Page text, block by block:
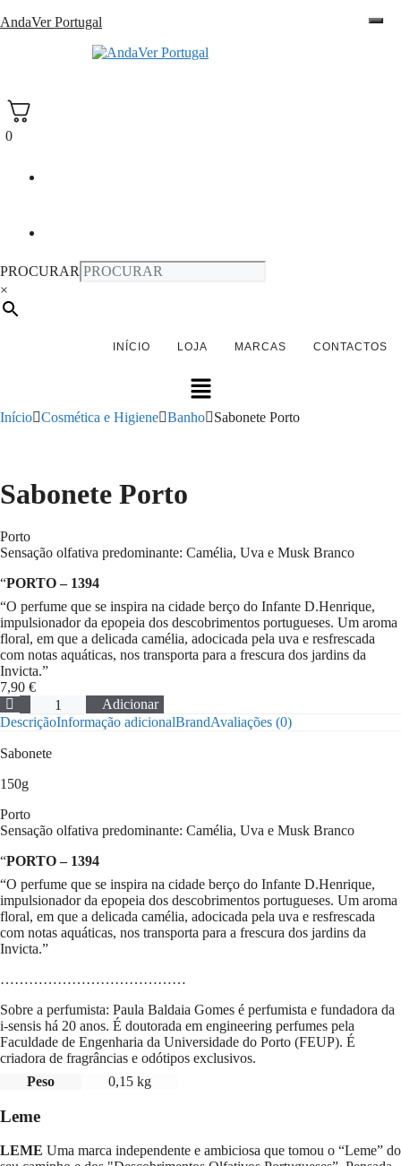
Saltar
AndaVer Portugal
0
PROCURAR
×
INÍCIO LOJA MARCAS CONTACTOS
Menu
Início Cosmética e Higiene Banho Sabonete Porto
Sabonete Porto
Porto
Sensação olfativa predominante: Camélia, Uva e Musk Branco
“PORTO – 1394
“O perfume que se inspira na cidade berço do Infante D.Henrique,
impulsionador da epopeia dos descobrimentos portugueses. Um aroma
floral, em que a delicada camélia, adocicada pela uva e resfrescada
com notas aquáticas, nos transporta para a frescura dos jardins da
Invicta.”
7,90 €
Quantidade
de
Sabonete
Porto
Adicionar
DescriçãoInformação adicionalBrandAvaliações (0)
Sabonete
150g
Porto
Sensação olfativa predominante: Camélia, Uva e Musk Branco
“PORTO – 1394
“O perfume que se inspira na cidade berço do Infante D.Henrique,
impulsionador da epopeia dos descobrimentos portugueses. Um aroma
floral, em que a delicada camélia, adocicada pela uva e resfrescada
com notas aquáticas, nos transporta para a frescura dos jardins da
Invicta.”
…………………………………
Sobre a perfumista: Paula Baldaia Gomes é perfumista e fundadora da
i-sensis há 20 anos. É doutorada em engineering perfumes pela
Faculdade de Engenharia da Universidade do Porto (FEUP). É
criadora de fragrâncias e odótipos exclusivos.
Peso
0,15 kg
Leme
LEME Uma marca independente e ambiciosa que tomou o “Leme” do